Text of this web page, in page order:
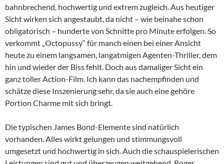
bahnbrechend, hochwertig und extrem zugleich. Aus heutiger
Sicht wirken sich angestaubt, da nicht – wie beinahe schon
obligatorisch – hunderte von Schnitte pro Minute erfolgen. So
verkommt „Octopussy“ für manch einen bei einer Ansicht
heute zu einem langsamen, langatmigen Agenten-Thriller, dem
hin und wieder der Biss fehlt. Doch aus damaliger Sicht ein
ganz toller Action-Film. Ich kann das nachempfinden und
schätze diese Inszenierung sehr, da sie auch eine gehöre
Portion Charme mit sich bringt.
Die typischen James Bond-Elemente sind natürlich
vorhanden. Alles wirkt gelungen und stimmungsvoll
umgesetzt und hochwertig in sich. Auch die schauspielerischen